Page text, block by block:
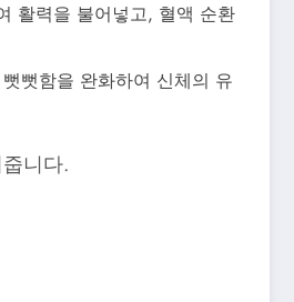
활력을 불어넣고, 혈액 순환
뻣함을 완화하여 신체의 유
니다.